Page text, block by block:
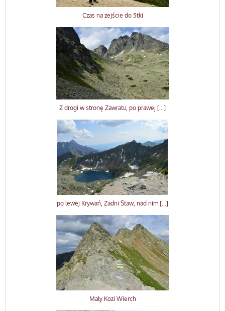
Czas na zejście do 5tki
Z drogi w stronę Zawratu, po prawej [...]
po lewej Krywań, Zadni Staw, nad nim [...]
Mały Kozi Wierch